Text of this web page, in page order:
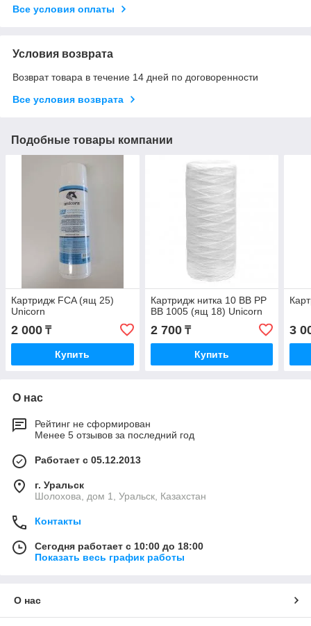
Все условия оплаты
Условия возврата
Возврат товара в течение 14 дней по договоренности
Все условия возврата
Подобные товары компании
Картридж FCA (ящ 25)
Unicorn
2 000 ₸
Купить
Картридж нитка 10 ВВ PP
BB 1005 (ящ 18) Unicorn
2 700₸
Купить
3
О нас
Рейтинг не сформирован
Менее 5 отзывов за последний год
Работает с 05.12.2013
г. Уральск
Шолохова, дом 1, Уральск, Казахстан
Контакты
Сегодня работает с 10:00 до 18:00
Показать весь график работы
О нас